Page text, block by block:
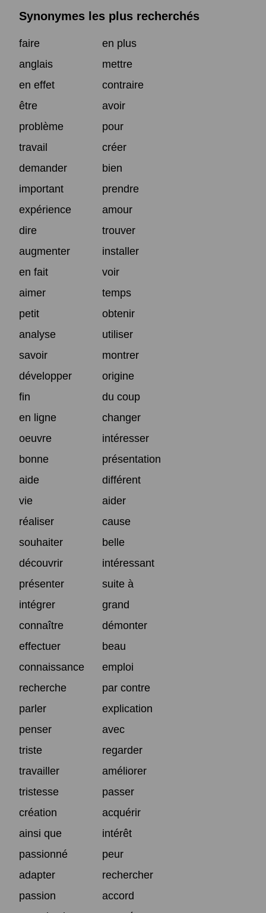
Synonymes les plus recherchés
faire
en plus
anglais
mettre
en effet
contraire
être
avoir
problème
pour
travail
créer
demander
bien
important
prendre
expérience
amour
dire
trouver
augmenter
installer
en fait
voir
aimer
temps
petit
obtenir
analyse
utiliser
savoir
montrer
développer
origine
fin
du coup
en ligne
changer
oeuvre
intéresser
bonne
présentation
aide
différent
vie
aider
réaliser
cause
souhaiter
belle
découvrir
intéressant
présenter
suite à
intégrer
grand
connaître
démonter
effectuer
beau
connaissance
emploi
recherche
par contre
parler
explication
penser
avec
triste
regarder
travailler
améliorer
tristesse
passer
création
acquérir
ainsi que
intérêt
passionné
peur
adapter
rechercher
passion
accord